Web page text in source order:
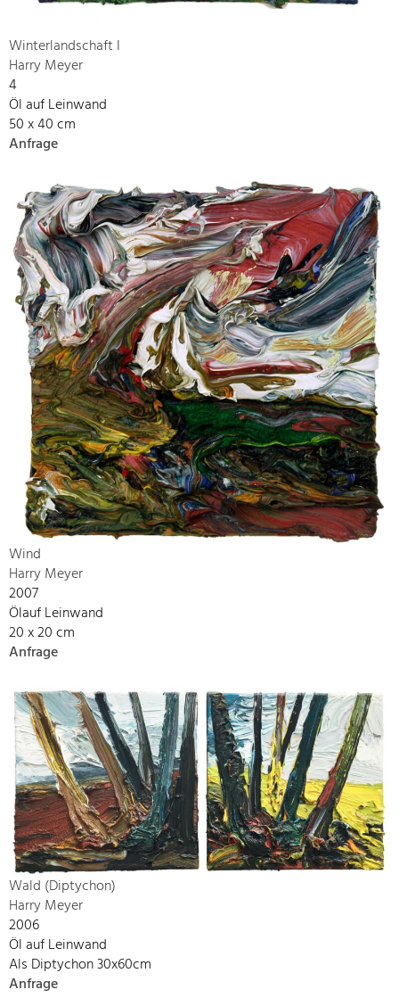
Winterlandschaft I
Harry Meyer
4
Öl auf Leinwand
50 x 40 cm
Anfrage
Wind
Harry Meyer
2007
Ölauf Leinwand
20 x 20 cm
Anfrage
Wald (Diptychon)
Harry Meyer
2006
Öl auf Leinwand
Als Diptychon 30x60cm
Anfrage